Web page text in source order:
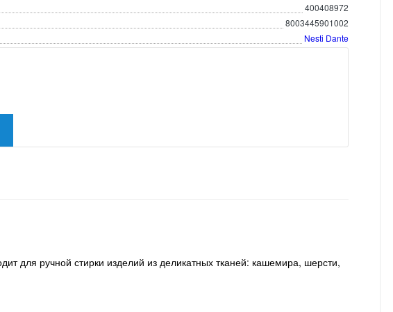
400408972
8003445901002
Nesti Dante
для ручной стирки изделий из деликатных тканей: кашемира, шерсти,